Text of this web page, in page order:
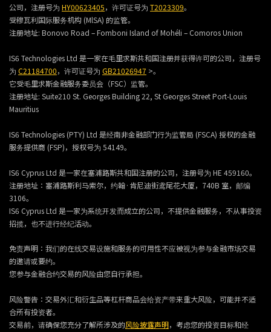
公司，注册号为 HY00623405，许可证号为 T2023309。
受穆瓦利国际服务机构 (MlSA) 的监管。
注册地址: Bonovo Road – Fomboni Island of Mohéli – Comoros Union
IS6 Technologies Ltd 是一家在毛里求斯共和国注册并获得许可的公司，注册号
为 C21184700，许可证号为 GB21026947 >。
它受毛里求斯金融服务委员会（FSC）监管。
注册地址: Suite210 St. Georges Building 22, St Georges Street Port-Louis
Mauritius
IS6 Technologies (PTY) Ltd 是经南非金融部门行为监管局 (FSCA) 授权的金融
服务提供商 (FSP)，授权号为 54149。
IS6 Cyprus Ltd 是一家在塞浦路斯共和国注册的公司，注册号为 HE 459160。
注册地址：塞浦路斯利马索尔，约翰·肯尼迪街鸢尾花大厦，740B 室，邮编
3106。
IS6 Cyprus Ltd 是一家为系统开发而成立的公司，不提供金融服务，不从事投资
招揽，也不进行经纪活动。
免责声明：我们的在线交易设施和服务的可用性不应被视为参与金融市场交易
的邀请或要约。
您参与金融合约交易的风险由您自行承担。
风险警告：交易外汇和衍生品等杠杆商品会给资产带来重大风险，可能并不适
合所有投资者。
交易前，请确保您充分了解所涉及的风险披露声明，考虑您的投资目标和经